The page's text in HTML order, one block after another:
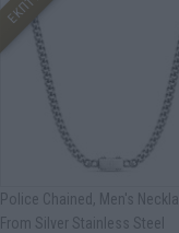
Police Chained, Men's
From Silver Stainless Steel